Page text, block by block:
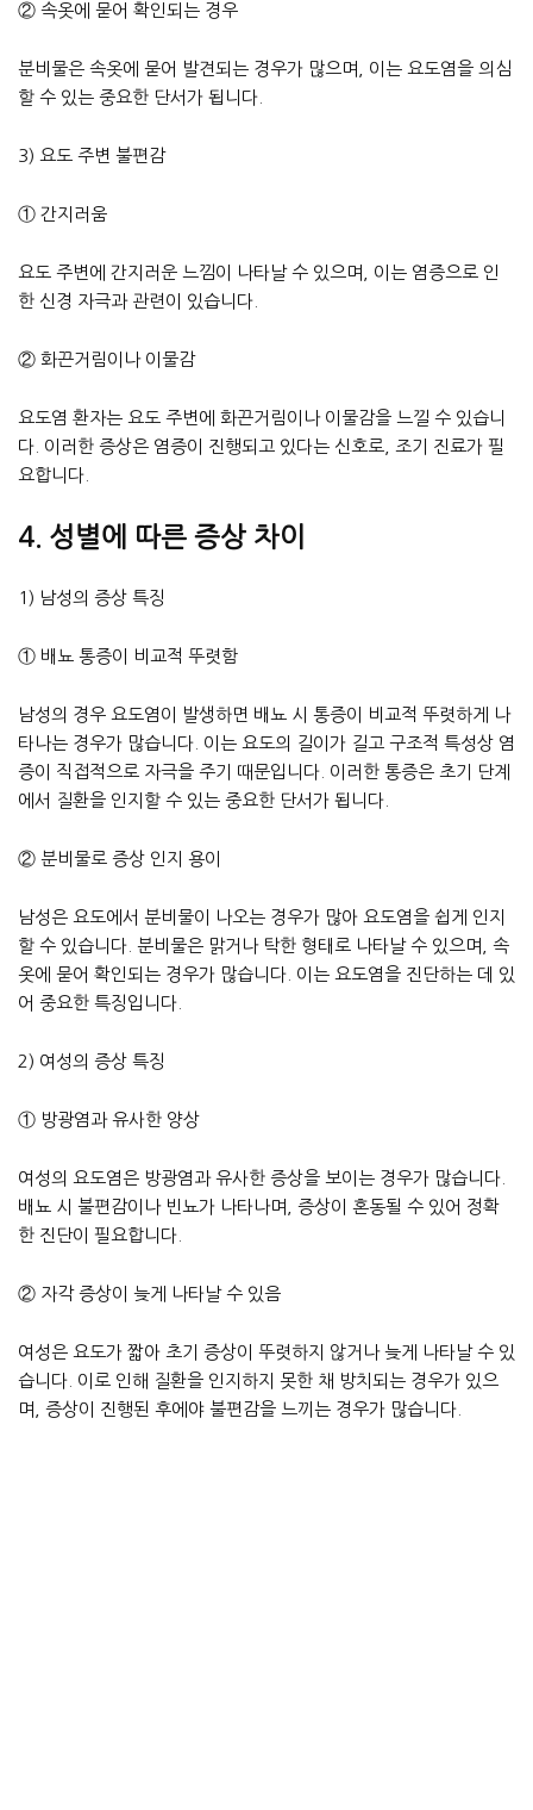
② 속옷에 묻어 확인되는 경우
분비물은 속옷에 묻어 발견되는 경우가 많으며, 이는 요도염을 의심
할 수 있는 중요한 단서가 됩니다.
3) 요도 주변 불편감
① 간지러움
요도 주변에 간지러운 느낌이 나타날 수 있으며, 이는 염증으로 인
한 신경 자극과 관련이 있습니다.
② 화끈거림이나 이물감
요도염 환자는 요도 주변에 화끈거림이나 이물감을 느낄 수 있습니
다. 이러한 증상은 염증이 진행되고 있다는 신호로, 조기 진료가 필
요합니다.
4. 성별에 따른 증상 차이
1) 남성의 증상 특징
① 배뇨 통증이 비교적 뚜렷함
남성의 경우 요도염이 발생하면 배뇨 시 통증이 비교적 뚜렷하게 나
타나는 경우가 많습니다. 이는 요도의 길이가 길고 구조적 특성상 염
증이 직접적으로 자극을 주기 때문입니다. 이러한 통증은 초기 단계
에서 질환을 인지할 수 있는 중요한 단서가 됩니다.
② 분비물로 증상 인지 용이
남성은 요도에서 분비물이 나오는 경우가 많아 요도염을 쉽게 인지
할 수 있습니다. 분비물은 맑거나 탁한 형태로 나타날 수 있으며, 속
옷에 묻어 확인되는 경우가 많습니다. 이는 요도염을 진단하는 데 있
어 중요한 특징입니다.
2) 여성의 증상 특징
① 방광염과 유사한 양상
여성의 요도염은 방광염과 유사한 증상을 보이는 경우가 많습니다.
배뇨 시 불편감이나 빈뇨가 나타나며, 증상이 혼동될 수 있어 정확
한 진단이 필요합니다.
② 자각 증상이 늦게 나타날 수 있음
여성은 요도가 짧아 초기 증상이 뚜렷하지 않거나 늦게 나타날 수 있
습니다. 이로 인해 질환을 인지하지 못한 채 방치되는 경우가 있으
며, 증상이 진행된 후에야 불편감을 느끼는 경우가 많습니다.